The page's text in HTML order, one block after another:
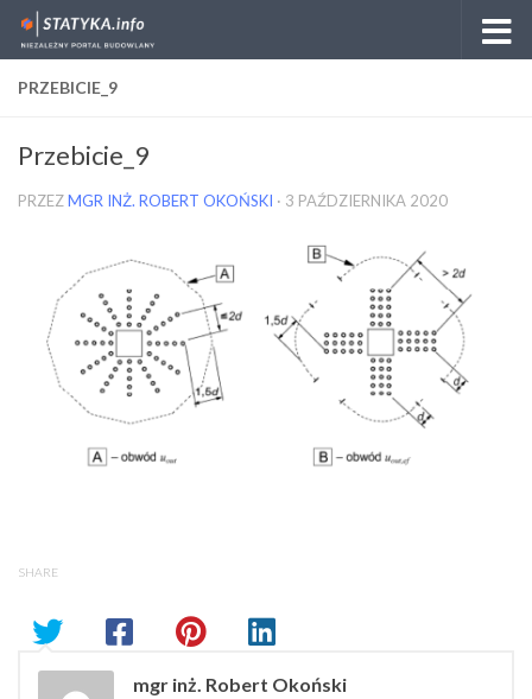
Skip to content
PRZEBICIE_9
Przebicie_9
PRZEZMGR INŻ. ROBERT OKOŃSKI · 3 PAŹDZIERNIKA 2020
SHARE
mgr inż. Robert Okoński